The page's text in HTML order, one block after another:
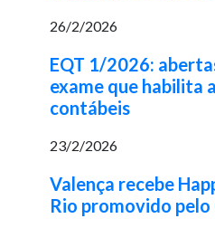
26/2/2026
EQT 1/2026:
exame que habilita
contábeis
23/2/2026
Valença recebe
Rio promovido pelo